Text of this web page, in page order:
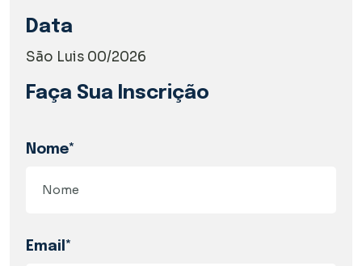
Data
São Luis 00/2026
Faça Sua Inscrição
Nome*
Email*